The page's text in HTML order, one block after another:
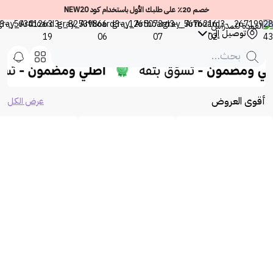
خصم 20٪ على طلبك الأول باستخدام كود NEW20
توصيل إلى-
أقوى العروض عرض الكل